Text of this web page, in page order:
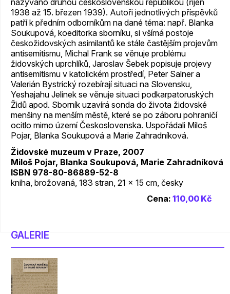
nazýváno druhou československou republikou (říjen
1938 až 15. březen 1939). Autoři jednotlivých příspěvků
patří k předním odborníkům na dané téma: např. Blanka
Soukupová, koeditorka sborníku, si všímá postoje
českožidovských asimilantů ke stále častějším projevům
antisemitismu, Michal Frank se věnuje problému
židovských uprchlíků, Jaroslav Šebek popisuje projevy
antisemitismu v katolickém prostředí, Peter Salner a
Valerián Bystrický rozebírají situaci na Slovensku,
Yeshajahu Jelinek se věnuje situaci podkarpatoruských
Židů apod. Sborník uzavírá sonda do života židovské
menšiny na menším městě, které se po záboru pohraničí
ocitlo mimo území Československa. Uspořádali Miloš
Pojar, Blanka Soukupová a Marie Zahradníková.
Židovské muzeum v Praze, 2007
Miloš Pojar, Blanka Soukupová, Marie Zahradníková
ISBN 978-80-86889-52-8
kniha, brožovaná, 183 stran, 21 x 15 cm, česky
Cena: 110,00 Kč
GALERIE